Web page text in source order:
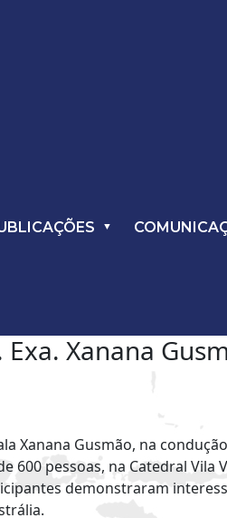
Xanana
Xanana Gusmão, na
pessoas, na Catedral
demonstraram